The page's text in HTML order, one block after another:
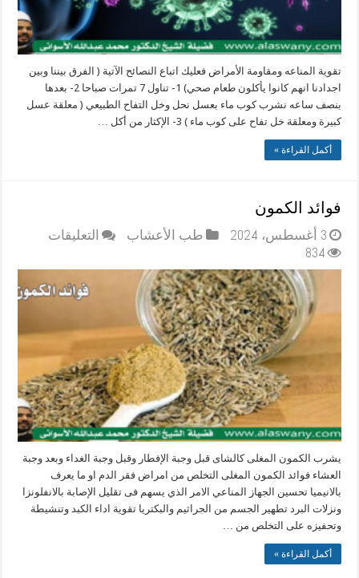
تقوية المناعه ومقاومة الأمراض فعليك اتباع النصائح الآتية ( الفرق بيننا وبين
اجدادنا انهم كانوا يأكلون طعام صحي) 1- تناول 7 تمرات صباحا 2- بعدها
بنصف ساعه نشرب كوب ماء بعسل نحل وخل التفاح الطبيعي ( معلقة عسل
كبيرة ومعلقة خل تفاح على كوب ماء ) 3- الإكثار من أكل …
أكمل القراءة »
فوائد الكمون
3 أغسطس، 2024 طب الأعشاب التعليقات
الكمون
مغلقة
834
يشرب الكمون المغلى كالشاى قبل وجبة الإفطار وقبل وجبة الغداء وبعد وجبة
العشاء فوائد الكمون المغلى التخلص من امراض فقر الدم او ما يعرف
بالانيميا تحسين الجهاز المناعي الامر الذي يسهم فى تقليل الإصابة بالانفلونزا
ونزلات البرد تطهير الجسم من الجراثيم والبكتريا تقوية اداء الكبد وتنشيطة
وتحفيزه على التخلص من …
أكمل القراءة »